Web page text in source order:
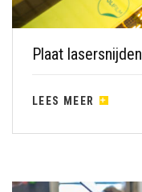
Plaat lasersnijden
LEES MEER